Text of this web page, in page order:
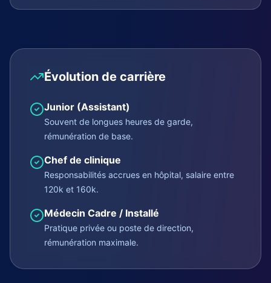
Évolution de carrière
Junior (Assistant)
Souvent de longues heures de garde,
rémunération de base.
Chef de clinique
Responsabilités accrues en hôpital, salaire entre
120k et 160k.
Médecin Cadre / Installé
Pratique privée ou poste de direction,
rémunération maximale.